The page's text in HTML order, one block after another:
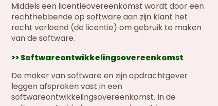
Middels een licentieovereenkomst wordt door een
rechthebbende op software aan zijn klant het
recht verleend (de licentie) om gebruik te maken
van de software.
>> Softwareontwikkelingsovereenkomst
De maker van software en zijn opdrachtgever
leggen afspraken vast in een
softwareontwikkelingsovereenkomst. In de